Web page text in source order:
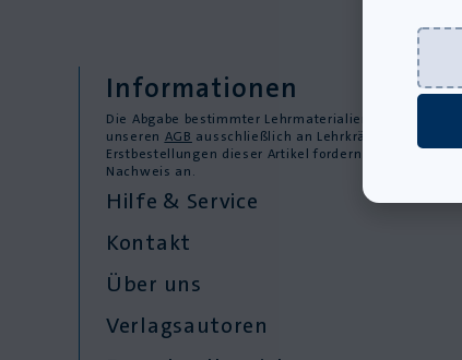
Informationen
Die Abgabe bestimmter Lehrmaterialien erfolgt gemäß
unseren AGB ausschließlich an Lehrkräfte. Bei
Erstbestellungen dieser Artikel fordern wir einen
Nachweis an.
Hilfe & Service
Kontakt
Über uns
Verlagsautoren